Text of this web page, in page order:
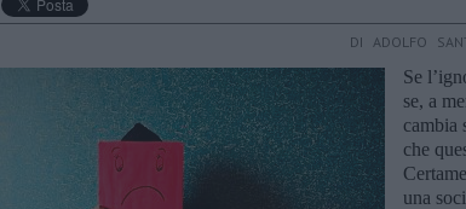
DI ADOLFO
Se
se, a
cambia
che
una